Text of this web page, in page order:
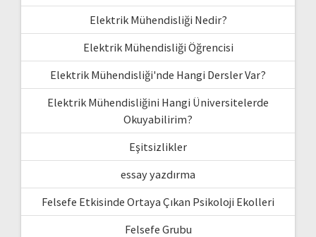
Elektrik Mühendisliği Nedir?
Elektrik Mühendisliği Öğrencisi
Elektrik Mühendisliği'nde Hangi Dersler Var?
Elektrik Mühendisliğini Hangi Üniversitelerde
Okuyabilirim?
Eşitsizlikler
essay yazdırma
Felsefe Etkisinde Ortaya Çıkan Psikoloji Ekolleri
Felsefe Grubu